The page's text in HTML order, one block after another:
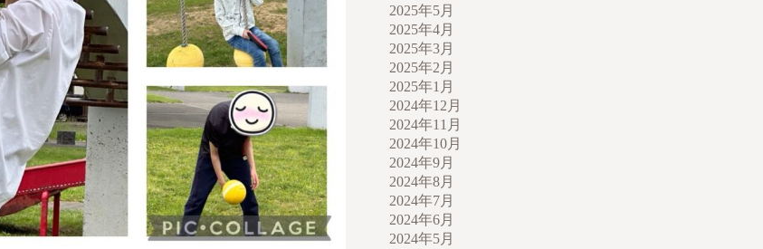
2025年5月
2025年4月
2025年3月
2025年2月
2025年1月
2024年12月
2024年11月
2024年10月
2024年9月
2024年8月
2024年7月
2024年6月
2024年5月